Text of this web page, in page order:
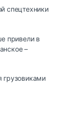
спецтехники
привели в
–
грузовиками